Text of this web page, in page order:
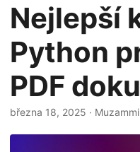
n
a
v
g
a
c
Nejlepší
Python
PDF
března 18, 2025 ·